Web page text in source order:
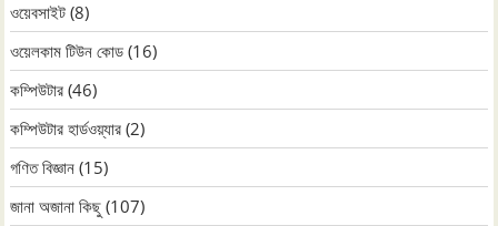
ওয়েবসাইট (8)
ওয়েলকাম টিউন কোড (16)
কম্পিউটার (46)
কম্পিউটার হার্ডওয়্যার (2)
গণিত বিজ্ঞান (15)
জানা অজানা কিছু (107)